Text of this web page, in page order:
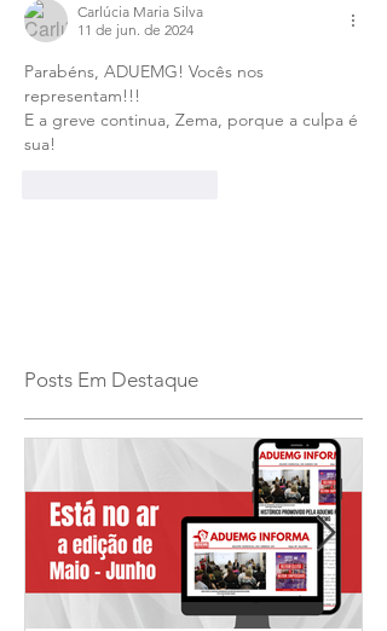
Carlúcia Maria Silva
11 de jun. de 2024
Parabéns, ADUEMG! Vocês nos
representam!!!
E a greve continua, Zema, porque a culpa é
sua!
Posts Em Destaque